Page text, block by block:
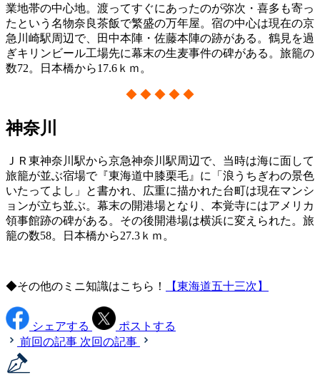
業地帯の中心地。渡ってすぐにあったのが弥次・喜多も寄っ
たという名物奈良茶飯で繁盛の万年屋。宿の中心は現在の京
急川崎駅周辺で、田中本陣・佐藤本陣の跡がある。鶴見を過
ぎキリンビール工場先に幕末の生麦事件の碑がある。旅籠の
数72。日本橋から17.6ｋｍ。
◆ ◆ ◆ ◆ ◆
神奈川
ＪＲ東神奈川駅から京急神奈川駅周辺で、当時は海に面して
旅籠が並ぶ宿場で『東海道中膝栗毛』に「浪うちぎわの景色
いたってよし」と書かれ、広重に描かれた台町は現在マンシ
ョンが立ち並ぶ。幕末の開港場となり、本覚寺にはアメリカ
領事館跡の碑がある。その後開港場は横浜に変えられた。旅
籠の数58。日本橋から27.3ｋｍ。
◆その他のミニ知識はこちら！ 【東海道五十三次】
シェアする
ポストする
前回の記事 次回の記事